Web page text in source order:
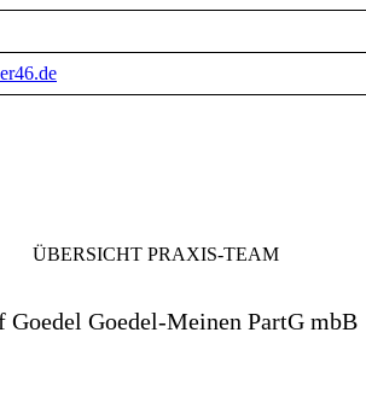
ÜBERSICHT PRAXIS-TEAM
Goedel-Meinen PartG mbB